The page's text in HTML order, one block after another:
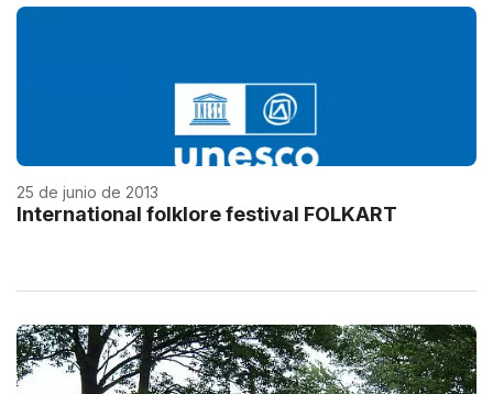
25 de junio de 2013
International folklore festival FOLKART